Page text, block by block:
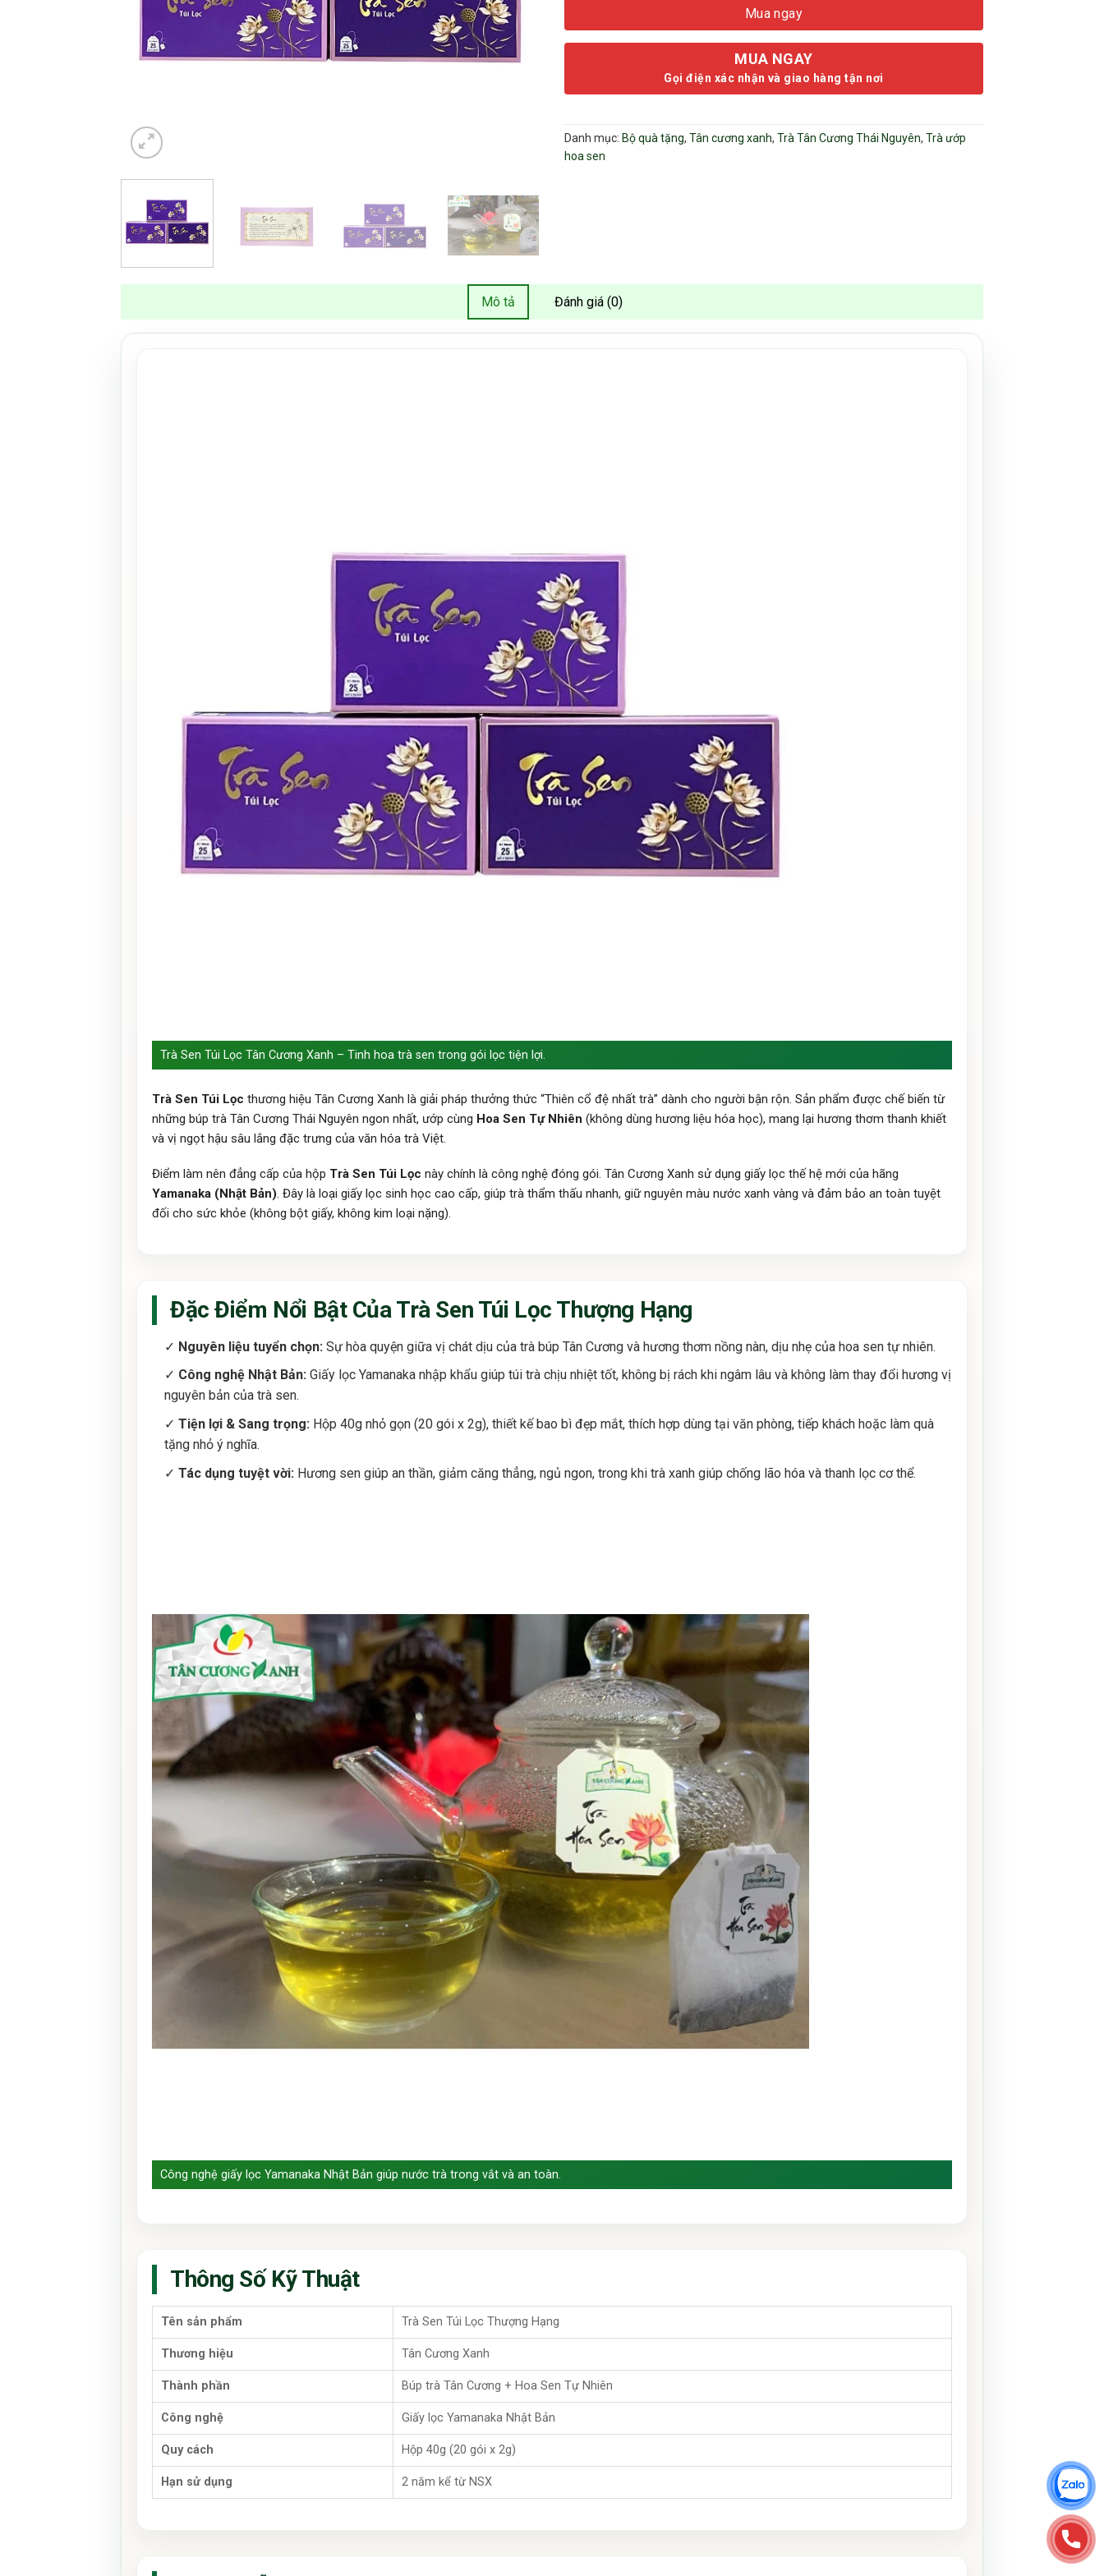
Mua ngay
MUA NGAY
Gọi điện xác nhận và giao hàng tận nơi
Danh mục: Bộ quà tặng, Tân cương xanh, Trà Tân Cương Thái Nguyên, Trà ướp
hoa sen
Mô tả Đánh giá (0)
Trà Sen Túi Lọc Tân Cương Xanh – Tinh hoa trà sen trong gói lọc tiện lợi.
Trà Sen Túi Lọc thương hiệu Tân Cương Xanh là giải pháp thưởng thức “Thiên cổ đệ nhất trà” dành cho người bận rộn. Sản phẩm được chế biến từ
những búp trà Tân Cương Thái Nguyên ngon nhất, ướp cùng Hoa Sen Tự Nhiên (không dùng hương liệu hóa học), mang lại hương thơm thanh khiết
và vị ngọt hậu sâu lắng đặc trưng của văn hóa trà Việt.
Điểm làm nên đẳng cấp của hộp Trà Sen Túi Lọc này chính là công nghệ đóng gói. Tân Cương Xanh sử dụng giấy lọc thế hệ mới của hãng
Yamanaka (Nhật Bản). Đây là loại giấy lọc sinh học cao cấp, giúp trà thẩm thấu nhanh, giữ nguyên màu nước xanh vàng và đảm bảo an toàn tuyệt
đối cho sức khỏe (không bột giấy, không kim loại nặng).
Đặc Điểm Nổi Bật Của Trà Sen Túi Lọc Thượng Hạng
✓ Nguyên liệu tuyển chọn: Sự hòa quyện giữa vị chát dịu của trà búp Tân Cương và hương thơm nồng nàn, dịu nhẹ của hoa sen tự nhiên.
✓ Công nghệ Nhật Bản: Giấy lọc Yamanaka nhập khẩu giúp túi trà chịu nhiệt tốt, không bị rách khi ngâm lâu và không làm thay đổi hương vị
nguyên bản của trà sen.
✓ Tiện lợi & Sang trọng: Hộp 40g nhỏ gọn (20 gói x 2g), thiết kế bao bì đẹp mắt, thích hợp dùng tại văn phòng, tiếp khách hoặc làm quà
tặng nhỏ ý nghĩa.
✓ Tác dụng tuyệt vời: Hương sen giúp an thần, giảm căng thẳng, ngủ ngon, trong khi trà xanh giúp chống lão hóa và thanh lọc cơ thể.
Công nghệ giấy lọc Yamanaka Nhật Bản giúp nước trà trong vắt và an toàn.
Thông Số Kỹ Thuật
Tên sản phẩm Trà Sen Túi Lọc Thượng Hạng
Thương hiệu Tân Cương Xanh
Thành phần Búp trà Tân Cương + Hoa Sen Tự Nhiên
Công nghệ Giấy lọc Yamanaka Nhật Bản
Quy cách Hộp 40g (20 gói x 2g)
Hạn sử dụng 2 năm kể từ NSX